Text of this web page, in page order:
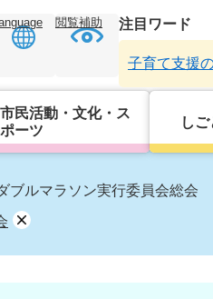
閲覧補助 注目ワード
子育て支援
市民活動・文化・ス
ポーツ
し
ブルマラソン実行委員会総会